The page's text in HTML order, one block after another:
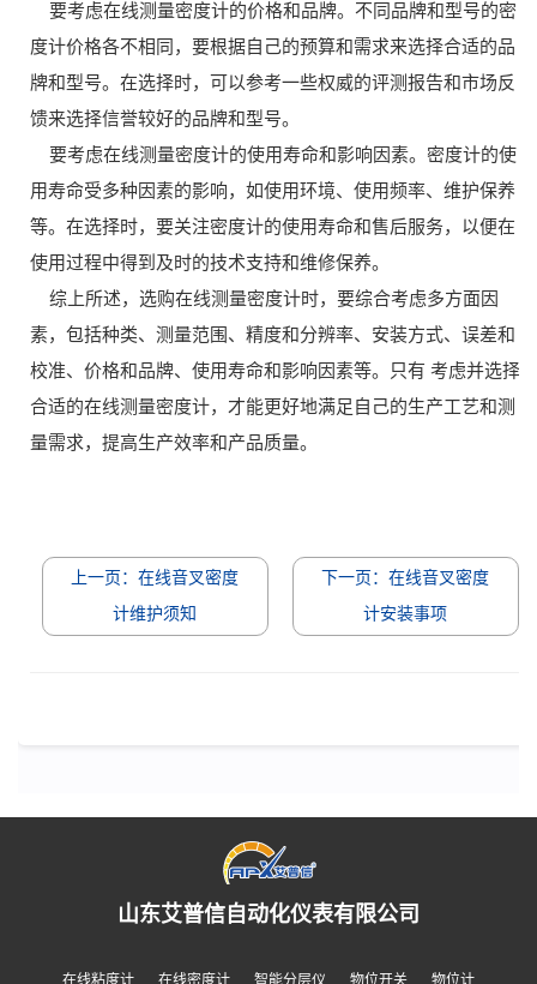
要考虑在线测量密度计的价格和品牌。不同品牌和型号的密
度计价格各不相同，要根据自己的预算和需求来选择合适的品
牌和型号。在选择时，可以参考一些权威的评测报告和市场反
馈来选择信誉较好的品牌和型号。
要考虑在线测量密度计的使用寿命和影响因素。密度计的使
用寿命受多种因素的影响，如使用环境、使用频率、维护保养
等。在选择时，要关注密度计的使用寿命和售后服务，以便在
使用过程中得到及时的技术支持和维修保养。
综上所述，选购在线测量密度计时，要综合考虑多方面因
素，包括种类、测量范围、精度和分辨率、安装方式、误差和
校准、价格和品牌、使用寿命和影响因素等。只有 考虑并选择
合适的在线测量密度计，才能更好地满足自己的生产工艺和测
量需求，提高生产效率和产品质量。
上一页：在线音叉密度
计维护须知
下一页：在线音叉密度
计安装事项
山东艾普信自动化仪表有限公司